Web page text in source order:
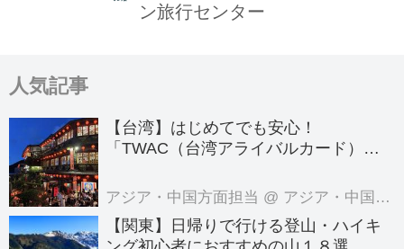
トを選びながら、ジャンボタクシーを
す。21年目を迎えるバリアフリー旅行
のノウハウを活かし、観光地での洋式
内、お食事はイステーブル席でご案内
など、足腰に不安がある方でも安心し
ン旅行センター
人気記事
【台湾】はじめてでも安心！
「TWAC（台湾アライバルカード）」
アジア・中国方面担当 @ アジア・中国旅行センター
【関東】日帰りで行ける登山・ハイキ